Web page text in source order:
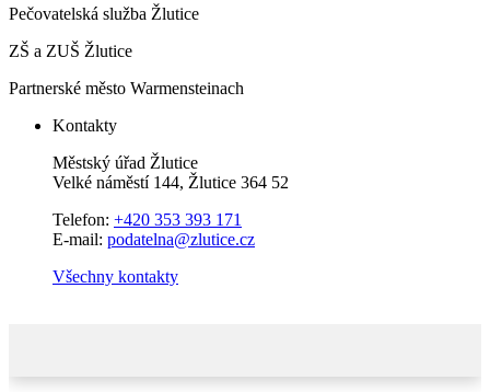
Pečovatelská služba Žlutice
ZŠ a ZUŠ Žlutice
Partnerské město Warmensteinach
Kontakty
Městský úřad Žlutice
Velké náměstí 144, Žlutice 364 52
Telefon: +420 353 393 171
E-mail: podatelna@zlutice.cz
Všechny kontakty